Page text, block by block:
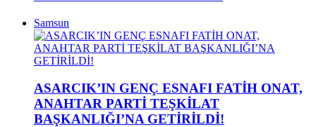
Samsun
ASARCIK’IN GENÇ ESNAFI FATİH ONAT,
ANAHTAR PARTİ TEŞKİLAT
BAŞKANLIĞI’NA GETİRİLDİ!